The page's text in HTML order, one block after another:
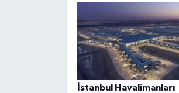
İstanbul Havalimanları